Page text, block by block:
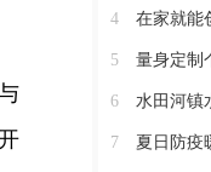
4 在家就能创业！
5 量身定制个性化康
6 水田河镇水
7 夏日防疫暖民心